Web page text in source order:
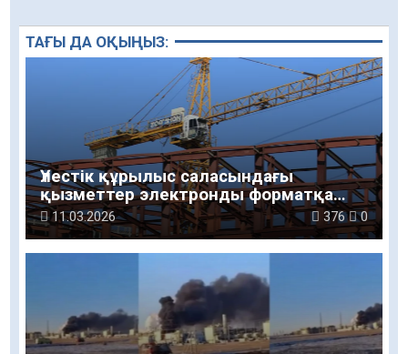
ТАҒЫ ДА ОҚЫҢЫЗ:
Үлестік құрылыс саласындағы
қызметтер электронды форматқа
көшіріледі
11.03.2026 376 0